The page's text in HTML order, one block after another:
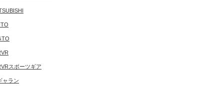
スポーツギア
ャラン